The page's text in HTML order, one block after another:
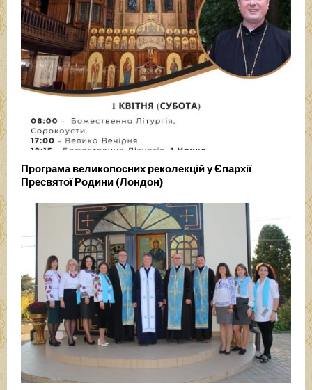
Програма великопосних реколекцій у Єпархії
Пресвятої Родини (Лондон)